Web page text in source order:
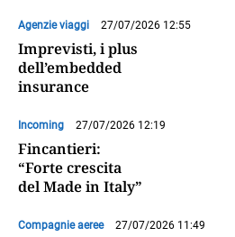
Agenzie viaggi 27/07/2026 12:55
Imprevisti, i plus
dell’embedded
insurance
Incoming 27/07/2026 12:19
Fincantieri:
“Forte crescita
del Made in Italy”
Compagnie aeree 27/07/2026 11:49